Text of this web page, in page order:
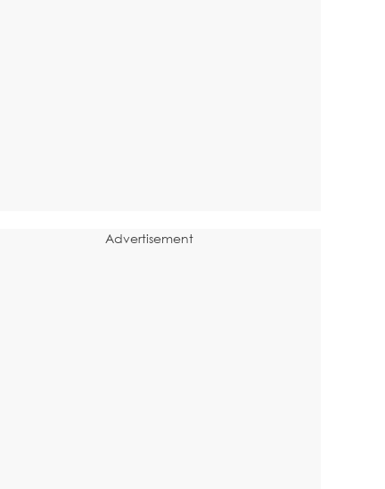
Advertisement